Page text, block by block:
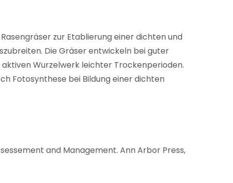
zur Etablierung einer dichten und
Die Gräser entwickeln bei guter
Wurzelwerk leichter Trockenperioden.
Fotosynthese bei Bildung einer dichten
and Management. Ann Arbor Press,